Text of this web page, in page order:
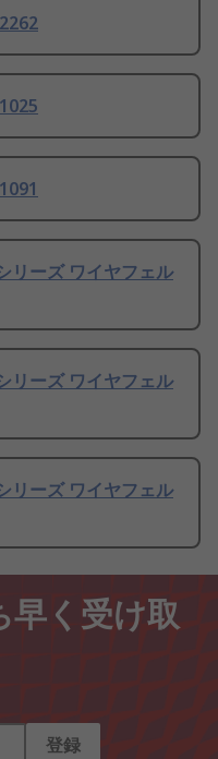
リーズ ワイヤフェル
リーズ ワイヤフェル
リーズ ワイヤフェル
早く受け取
登録